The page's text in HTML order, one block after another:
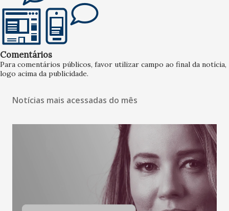
Comentários
Para comentários públicos, favor utilizar campo ao final da notícia,
logo acima da publicidade.
Notícias mais acessadas do mês